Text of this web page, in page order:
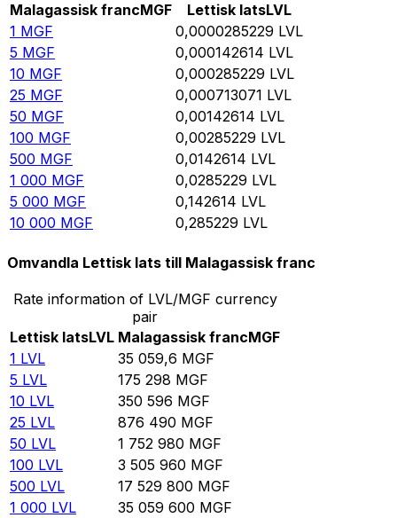
Malagassisk francMGF Lettisk latsLVL
1 MGF 0,0000285229 LVL
5 MGF 0,000142614 LVL
10 MGF 0,000285229 LVL
25 MGF 0,000713071 LVL
50 MGF 0,00142614 LVL
100 MGF 0,00285229 LVL
500 MGF 0,0142614 LVL
1 000 MGF 0,0285229 LVL
5 000 MGF 0,142614 LVL
10 000 MGF 0,285229 LVL
Omvandla Lettisk lats till Malagassisk franc
Rate information of LVL/MGF currency
pair
Lettisk latsLVL Malagassisk francMGF
1 LVL 35 059,6 MGF
5 LVL 175 298 MGF
10 LVL 350 596 MGF
25 LVL 876 490 MGF
50 LVL 1 752 980 MGF
100 LVL 3 505 960 MGF
500 LVL 17 529 800 MGF
1 000 LVL 35 059 600 MGF